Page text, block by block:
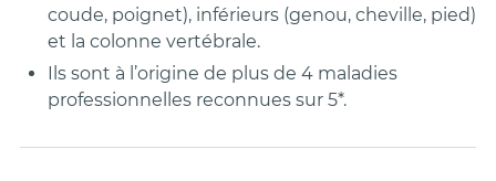
coude, poignet), inférieurs (genou, cheville, pied)
et la colonne vertébrale.
Ils sont à l’origine de plus de 4 maladies
professionnelles reconnues sur 5*.